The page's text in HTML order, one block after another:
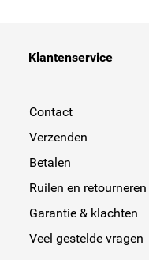
Klantenservice
Contact
Verzenden
Betalen
Ruilen en retourneren
Garantie & klachten
Veel gestelde vragen